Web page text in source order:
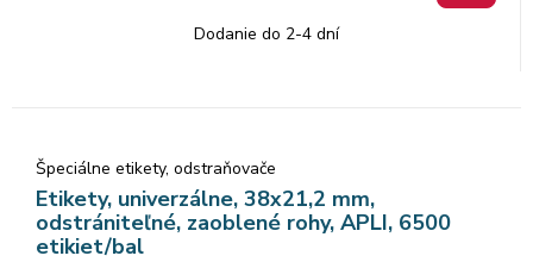
Dodanie do 2-4 dní
Špeciálne etikety, odstraňovače
Etikety, univerzálne, 38x21,2 mm,
odstrániteľné, zaoblené rohy, APLI, 6500
etikiet/bal